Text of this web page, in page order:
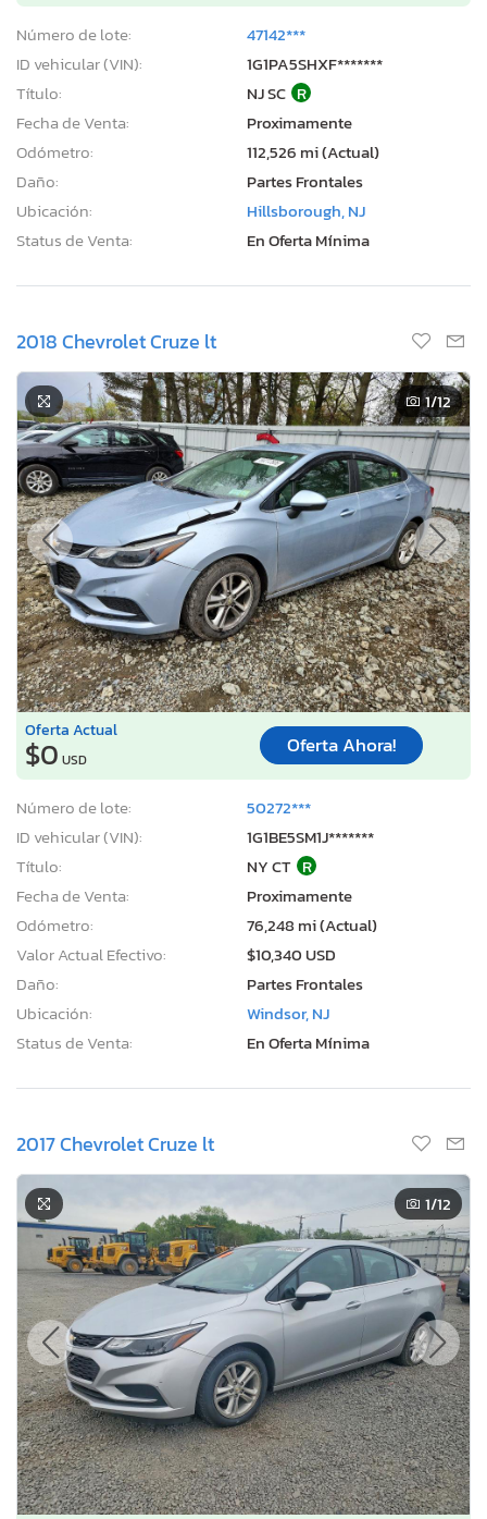
Número de lote:
47142***
ID vehicular (VIN):
1G1PA5SHXF*******
Título:
NJ SC R
Fecha de Venta:
Proximamente
Odómetro:
112,526 mi (Actual)
Daño:
Partes Frontales
Ubicación:
Hillsborough, NJ
Status de Venta:
En Oferta Mínima
2018 Chevrolet Cruze lt
1/12
Oferta Actual
$0 USD
Oferta Ahora!
Número de lote:
50272***
ID vehicular (VIN):
1G1BE5SM1J*******
Título:
NY CT R
Fecha de Venta:
Proximamente
Odómetro:
76,248 mi (Actual)
Valor Actual Efectivo:
$10,340 USD
Daño:
Partes Frontales
Ubicación:
Windsor, NJ
Status de Venta:
En Oferta Mínima
2017 Chevrolet Cruze lt
1/12